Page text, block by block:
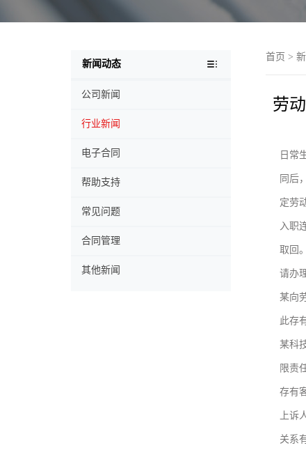
新闻动态
公司新闻
行业新闻
电子合同
帮助支持
常见问题
合同管理
其他新闻
首页 >
劳
日常
同后
定劳
入职
取回
请办
某向
此存
某科
限责
存有
上诉
关系